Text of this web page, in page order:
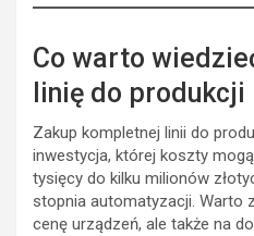
Co warto
linię do produkcji
Zakup kompletnej linii do
inwestycja, której koszty
tysięcy do kilku milionów
stopnia automatyzacji. Warto
cenę urządzeń, ale także na